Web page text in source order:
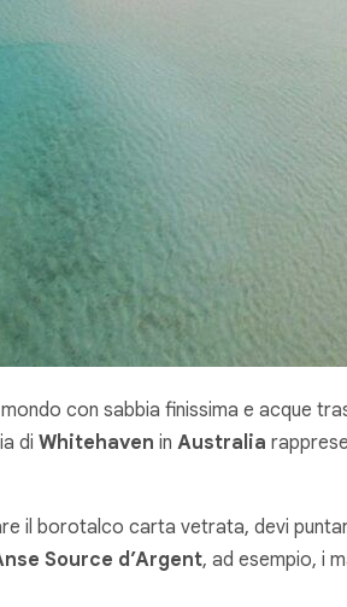
con sabbia finissima e acque
di Whitehaven in Australia
il borotalco carta vetrata, devi
Source d’Argent, ad esempio, i